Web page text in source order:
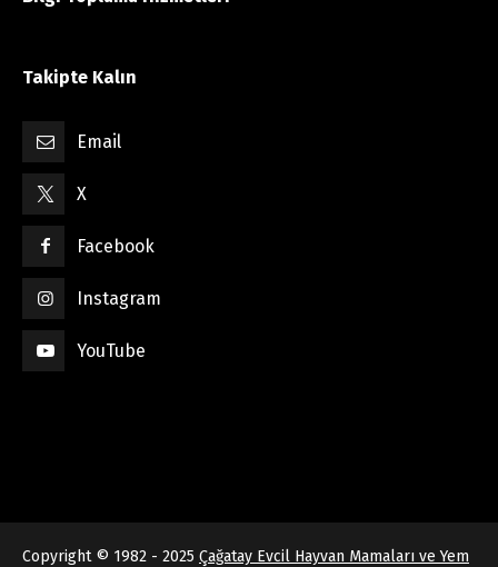
Takipte Kalın
Email
X
Facebook
Instagram
YouTube
Copyright © 1982 - 2025 Çağatay Evcil Hayvan Mamaları ve Yem